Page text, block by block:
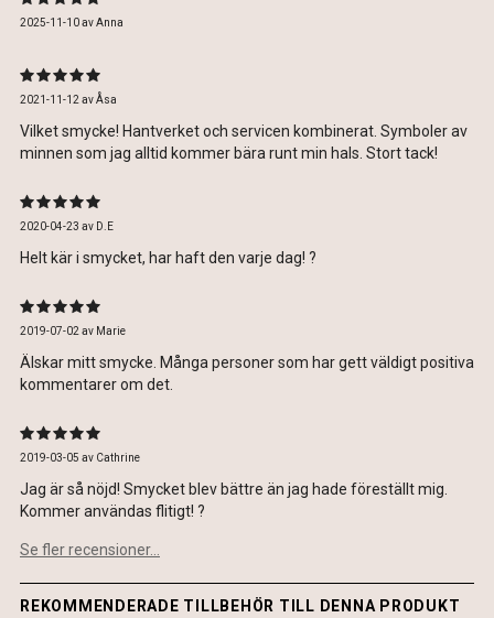
2025-11-10avAnna
2021-11-12 avÅsa
Vilket smycke! Hantverket och servicen kombinerat. Symboler av
minnen som jag alltid kommer bära runt min hals. Stort tack!
2020-04-23 av D.E
Helt kär i smycket, har haft den varje dag! ?
2019-07-02 av Marie
Älskar mitt smycke. Många personer som har gett väldigt positiva
kommentarer om det.
2019-03-05 av Cathrine
Jag är så nöjd! Smycket blev bättre än jag hade föreställt mig.
Kommer användas flitigt! ?
Se fler recensioner...
REKOMMENDERADE TILLBEHÖR TILL DENNA PRODUKT